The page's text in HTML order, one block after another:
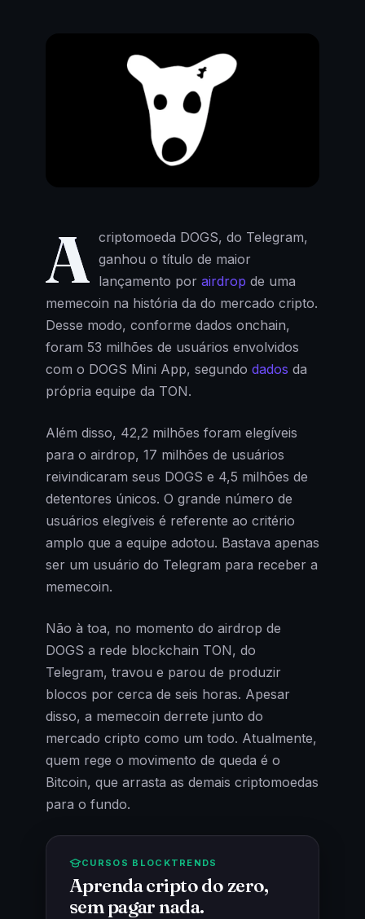
A criptomoeda DOGS, do Telegram,
ganhou o título de maior
lançamento por airdrop de uma
memecoin na história da do mercado cripto.
Desse modo, conforme dados onchain,
foram 53 milhões de usuários envolvidos
com o DOGS Mini App, segundo dados da
própria equipe da TON.
Além disso, 42,2 milhões foram elegíveis
para o airdrop, 17 milhões de usuários
reivindicaram seus DOGS e 4,5 milhões de
detentores únicos. O grande número de
usuários elegíveis é referente ao critério
amplo que a equipe adotou. Bastava apenas
ser um usuário do Telegram para receber a
memecoin.
Não à toa, no momento do airdrop de
DOGS a rede blockchain TON, do
Telegram, travou e parou de produzir
blocos por cerca de seis horas. Apesar
disso, a memecoin derrete junto do
mercado cripto como um todo. Atualmente,
quem rege o movimento de queda é o
Bitcoin, que arrasta as demais criptomoedas
para o fundo.
CURSOS BLOCKTRENDS
Aprenda cripto do zero,
sem pagar nada.